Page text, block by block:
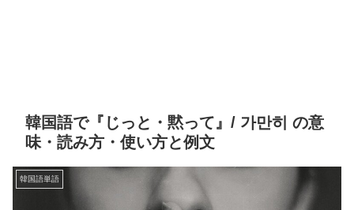
韓国語で『じっと・黙って』/ 가만히 の意
味・読み方・使い方と例文
韓国語単語